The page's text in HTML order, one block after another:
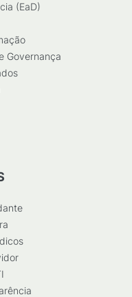
(EaD)
Governança